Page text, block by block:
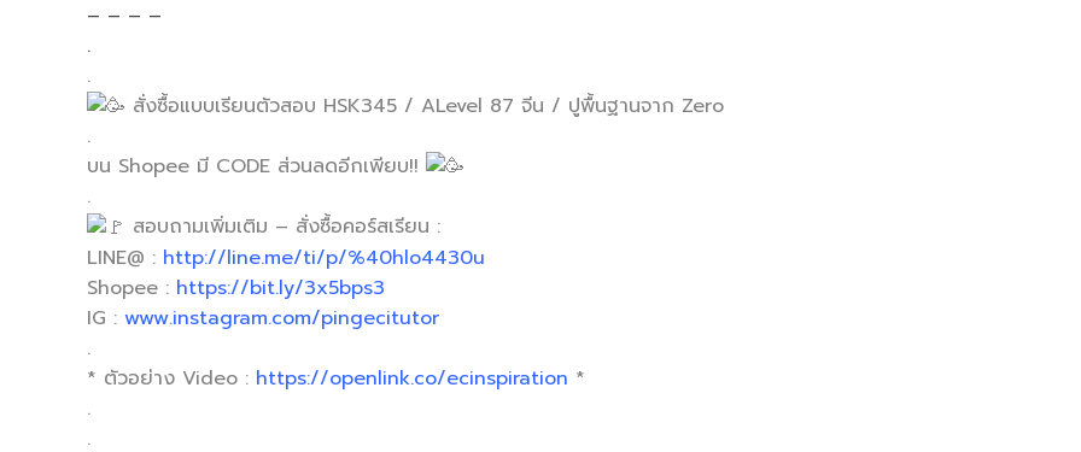
– – – –
.
.
สั่งซื้อแบบเรียนตัวสอบ HSK345 / ALevel 87 จีน / ปูพื้นฐานจาก Zero
.
บน Shopee มี CODE ส่วนลดอีกเพียบ!!
.
สอบถามเพิ่มเติม – สั่งซื้อคอร์สเรียน :
LINE@ : http://line.me/ti/p/%40hlo4430u
Shopee : https://bit.ly/3x5bps3
IG : www.instagram.com/pingecitutor
.
* ตัวอย่าง Video : https://openlink.co/ecinspiration *
.
.